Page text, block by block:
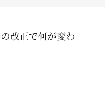
改正で何が変わ